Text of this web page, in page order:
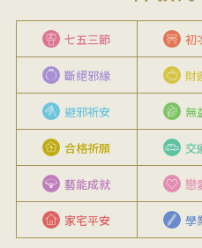
七五三節 初
斷絕邪緣 財
避邪祈安 無
合格祈願 交
藝能成就 戀
家宅平安 學